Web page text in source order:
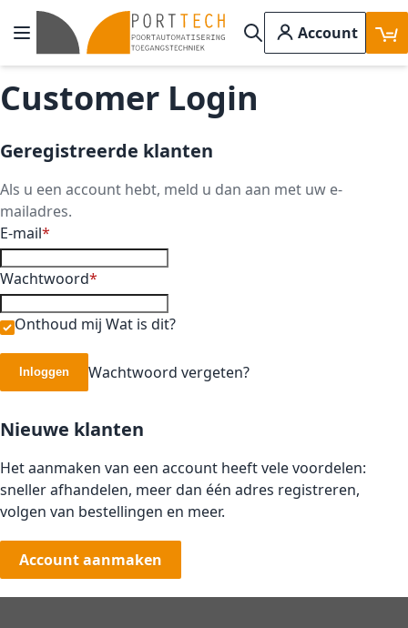
Ga naar de inhoud
Toggle Nav
Search
Account
Customer Login
Geregistreerde klanten
Als u een account hebt, meld u dan aan met uw e-
mailadres.
E-mail
Wachtwoord
Onthoud mij Wat is dit?
Inloggen Wachtwoord vergeten?
Nieuwe klanten
Het aanmaken van een account heeft vele voordelen:
sneller afhandelen, meer dan één adres registreren,
volgen van bestellingen en meer.
Account aanmaken